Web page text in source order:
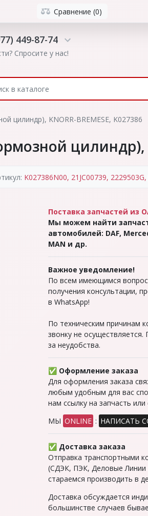
Сравнение (0)
449-87-74
Спросите у нас!
цилиндр), KNORR-BREMESE, K027386
цилиндр),
K027386N00, 21JC00739,
Поставка запчастей из
Мы можем найти
автомобилей: DAF,
MAN и др.
Важное уведомление!
По всем имеющимся
получения консультации,
в WhatsApp!
По техническим причинам
звонку не осуществляется.
за неудобства.
✅ Оформление заказа
Для оформления заказа
любым удобным для вас
нам ссылку на запчасть или
МЫ ONLINE : НАПИСАТЬ
✅ Доставка заказа
Отправка транспортными
(СДЭК, ПЭК, Деловые Линии
стараемся производить в
Доставка обсуждается
большинстве случаев